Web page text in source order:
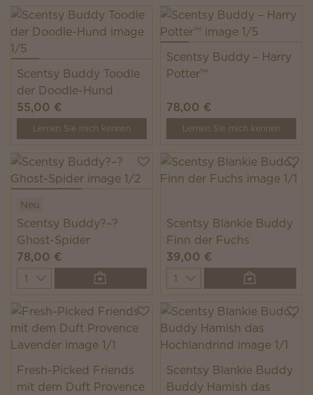
Scentsy Buddy Toodle
der Doodle-Hund
55,00 €
Lernen Sie mich kennen
Scentsy Buddy – Harry
Potter™
78,00 €
Lernen Sie mich kennen
Neu
Scentsy Buddy?–?
Ghost-Spider
78,00 €
Quantity
Scentsy Blankie Buddy
Finn der Fuchs
39,00 €
Quantity
Fresh-Picked Friends
mit dem Duft Provence
Scentsy Blankie Buddy
Buddy Hamish das